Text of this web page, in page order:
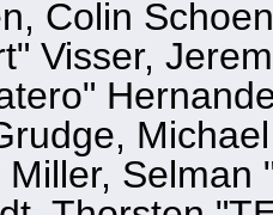
Colin
Visser,
Selman